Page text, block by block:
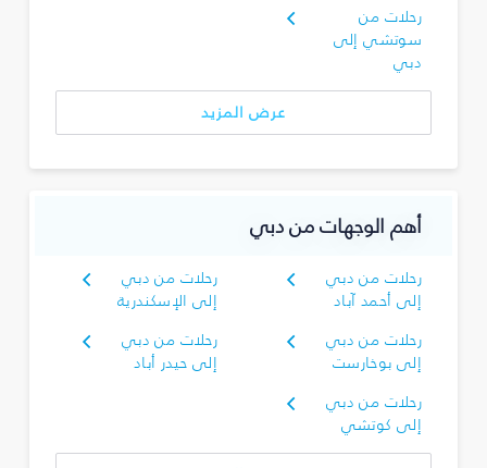
رحلات من
سوتشي إلى
دبي
عرض المزيد
أهم الوجهات من دبي
رحلات من دبي
إلى أحمد آباد
رحلات من دبي
إلى الإسكندرية
رحلات من دبي
إلى بوخارست
رحلات من دبي
إلى حيدر أباد
رحلات من دبي
إلى كوتشي